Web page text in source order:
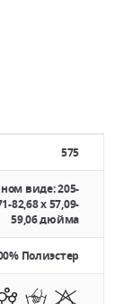
575
виде: 205-
82,68 x 57,09-
59,06 дюйма
Полиэстер